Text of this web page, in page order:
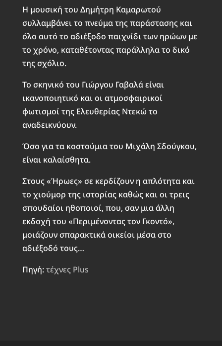
Η μουσική του Δημήτρη Καμαρωτού
συλλαμβάνει το πνεύμα της παράστασης και
όλο αυτό το αδιέξοδο παιχνίδι των ηρώων με
το χρόνο, καταθέτοντας παράλληλα το δικό
της σχόλιο.
Το σκηνικό του Γιώργου Γαβαλά είναι
ικανοποιητικό και οι ατμοσφαιρικοί
φωτισμοί της Ελευθερίας Ντεκώ το
αναδεικνύουν.
Όσο για τα κοστούμια του Μιχάλη Σδούγκου,
είναι καλαίσθητα.
Στους «Ήρωες» σε κερδίζουν η απλότητα και
το χιούμορ της ιστορίας καθώς και οι τρεις
σπουδαίοι ηθοποιοί, που, σαν μια άλλη
εκδοχή του «Περιμένοντας τον Γκοντό»,
μοιάζουν σπαρακτικά οικείοι μέσα στο
αδιέξοδό τους…
Πηγή:τέχνες Plus